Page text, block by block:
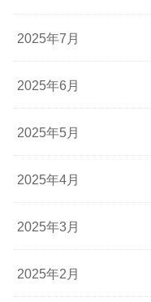
2025年7月
2025年6月
2025年5月
2025年4月
2025年3月
2025年2月